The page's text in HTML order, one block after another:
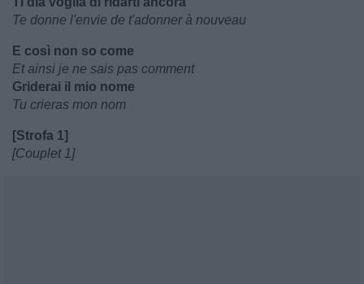
Te donne l'envie de t'adonner à nouveau
E così non so come
Et ainsi je ne sais pas comment
Griderai il mio nome
Tu crieras mon nom
[Strofa 1]
[Couplet 1]